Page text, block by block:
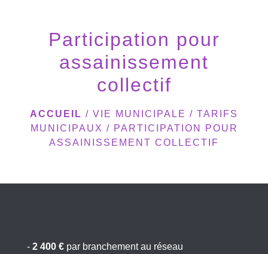
Participation pour
assainissement
collectif
ACCUEIL / VIE MUNICIPALE / TARIFS
MUNICIPAUX / PARTICIPATION POUR
ASSAINISSEMENT COLLECTIF
- 2 400 € par branchement au réseau